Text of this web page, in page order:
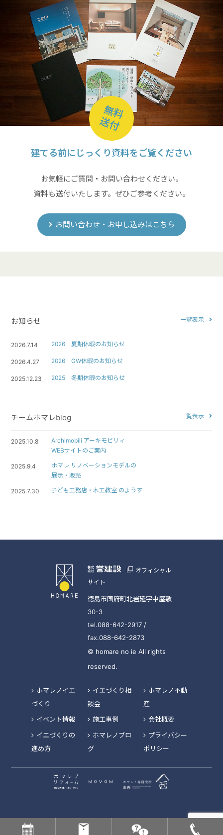
無料
送付
建てる前にじっくり資料をご覧ください
お気軽にご質問・お問い合わせください。
資料も送付いたします。ぜひご参考ください。
お問い合わせ・お申し込みはこちら
お知らせ 一覧表示
2026.7.14 2026 夏期休暇のお知らせ
2026.4.27 2026 GW休暇のお知らせ
2025.12.23 2025 冬期休暇のお知らせ
チームホマレblog 一覧表示
2025.10.8
Archimobili アーキモビリィ
WEBサイトのご案内
2025.9.4
ホマレ リノベーションモデルの
展示・販売
2025.7.30 子ども工務店・木工教室 のようす
オフィシャル
サイト
徳島市国府町北岩延字中屋敷
30-3
tel.088-642-2917 /
fax.088-642-2873
© homare no ie All rights
reserved.
ホマレノイエ
づくり
イベント情報
イエづくりの
進め方
イエづくり相
談会
施工事例
ホマレノブロ
グ
ホマレノ不動
産
会社概要
プライバシー
ポリシー